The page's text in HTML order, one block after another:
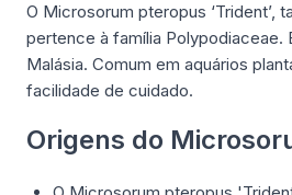
O Microsorum pteropus ‘Trident’,
pertence à família Polypodiaceae.
Malásia. Comum em aquários
facilidade de cuidado.
Origens do